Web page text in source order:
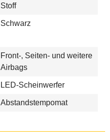
Stoff
Schwarz
Front-, Seiten- und weitere
Airbags
LED-Scheinwerfer
Abstandstempomat